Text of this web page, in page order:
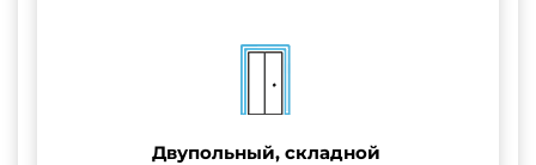
Двупольный, складной